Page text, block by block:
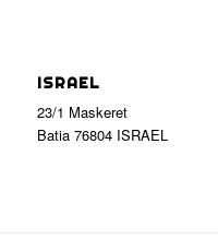
ISRAEL
23/1 Maskeret
Batia 76804 ISRAEL